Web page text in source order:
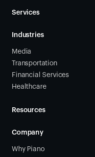
Services
Industries
Media
Transportation
Financial Services
Healthcare
Resources
Company
Why Piano